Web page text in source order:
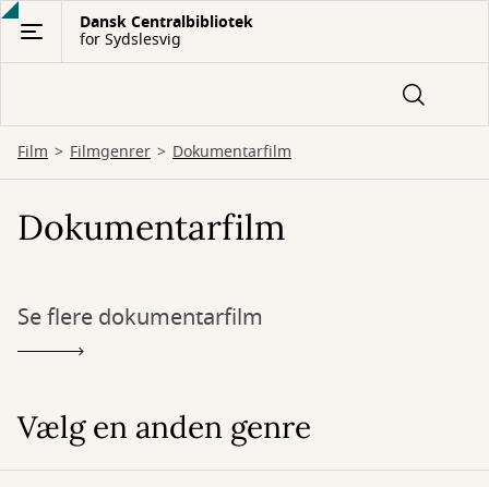
Gå
hovedindhold
Dansk Centralbibliotek
for Sydslesvig
Film Filmgenrer Dokumentarfilm
Dokumentarfilm
Se flere dokumentarfilm
Vælg en anden genre